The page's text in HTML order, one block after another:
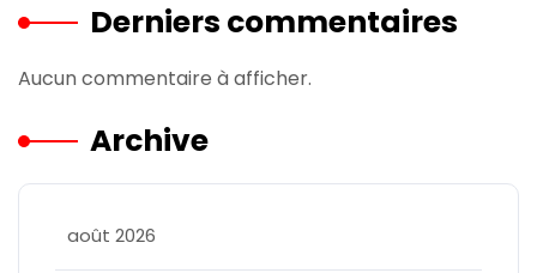
Derniers commentaires
Aucun commentaire à afficher.
Archive
août 2026